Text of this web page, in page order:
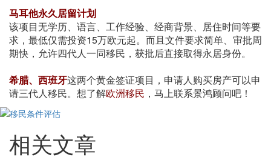
马耳他永久居留计划
该项目无学历、语言、工作经验、经商背景、居住时间等要
求，最低仅需投资15万欧元起。而且文件要求简单、审批周
期快，允许四代人一同移民，获批后直接取得永居身份。
希腊、西班牙这两个黄金签证项目，申请人购买房产可以申
请三代人移民。想了解欧洲移民 ，马上联系景鸿顾问吧！
相关文章